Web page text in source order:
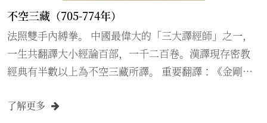
不空三藏（705-774年）
法照雙手內縛拳。 中國最偉大的「三大譯經師」之一，
一生共翻譯大小經論百部，一千二百卷。漢譯現存密教
經典有半數以上為不空三藏所譯。 重要翻譯：《金剛頂
經典八十部。
了解更多